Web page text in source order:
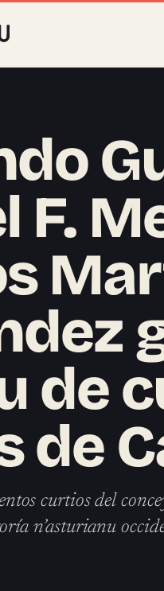
F.
de
de
curtios del
n’asturianu